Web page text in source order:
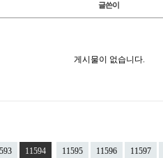
글쓴이
게시물이 없습니다.
11594 11595 11596 11597